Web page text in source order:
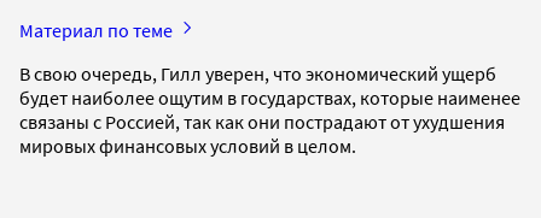
Материал по теме
В свою очередь, Гилл уверен, что экономический ущерб
будет наиболее ощутим в государствах, которые наименее
связаны с Россией, так как они пострадают от ухудшения
мировых финансовых условий в целом.